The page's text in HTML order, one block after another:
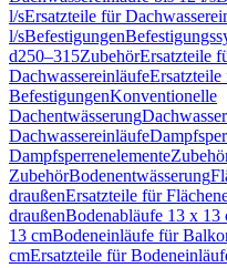
l/sErsatzteile für
l/sBefestigungen
d250–315ZubehörErsatzteile
Dachwassereinläufe
BefestigungenKonventionelle
Dachentwässerung
Dachwassereinläufe
Dampfsperrenelemente
ZubehörBodenentwässerung
draußenErsatzteile für
draußenBodenabläufe 13 x 13
13 cmBodeneinläufe für
cmErsatzteile für